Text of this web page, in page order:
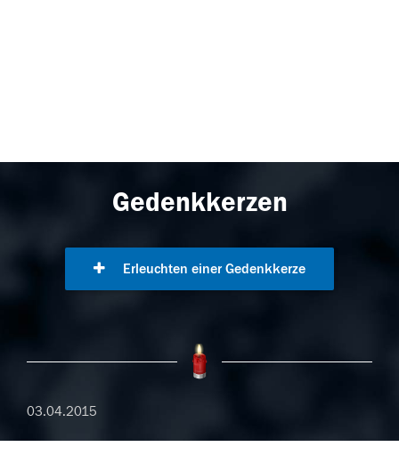
Gedenkkerzen
Erleuchten einer Gedenkkerze
03.04.2015